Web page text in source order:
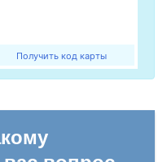
Получить код карты